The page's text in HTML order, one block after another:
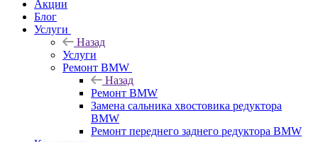
Акции
Блог
Услуги
Назад
Услуги
Ремонт BMW
Назад
Ремонт BMW
Замена сальника хвостовика редуктора
BMW
Ремонт переднего заднего редуктора BMW